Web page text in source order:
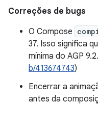
Correções de bugs
O Compose
37. Isso significa
mínima do AGP
b/413674743)
Encerrar a
antes da